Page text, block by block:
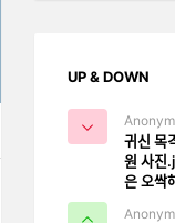
UP & DOWN
귀신
원
은